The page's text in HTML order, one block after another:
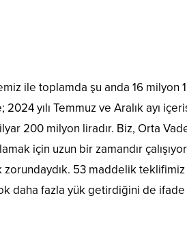
ile toplamda şu anda 16 milyon
yılı Temmuz ve Aralık ayı
200 milyon liradır. Biz, Orta
için uzun bir zamandır
zorundaydık. 53 maddelik teklifimiz
daha fazla yük getirdiğini de